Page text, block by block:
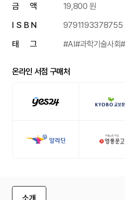
금 액
19,800 원
I S B N
9791193378755
태 그
#AI#과학기술사회
온라인 서점 구매처
소개